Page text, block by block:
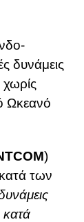
δυνάμεις
Ωκεανό
)
των